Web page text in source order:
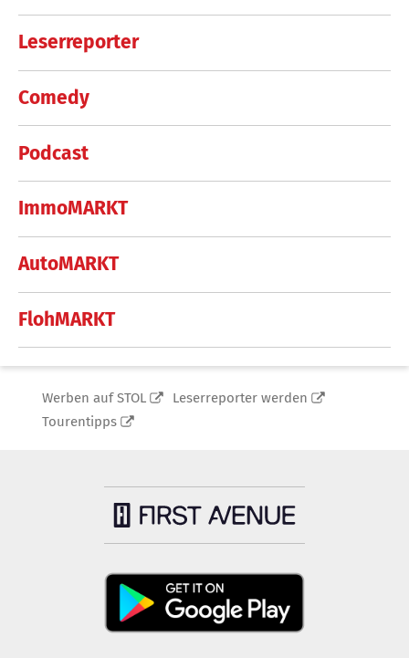
Leserreporter
Comedy
Podcast
ImmoMARKT
AutoMARKT
FlohMARKT
Werben auf STOL
Leserreporter werden
Tourentipps